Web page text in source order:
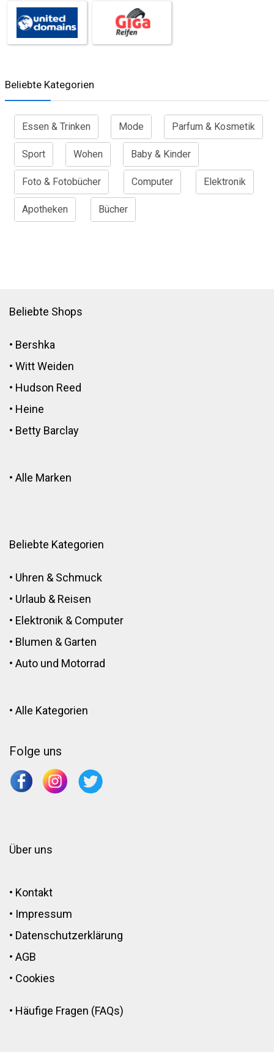
Beliebte Kategorien
Essen & Trinken Mode Parfum & Kosmetik
Sport Wohen Baby & Kinder
Foto & Fotobücher Computer Elektronik
Apotheken Bücher
Beliebte Shops
• Bershka
• Witt Weiden
• Hudson Reed
• Heine
• Betty Barclay
• Alle Marken
Beliebte Kategorien
• Uhren & Schmuck
• Urlaub & Reisen
• Elektronik & Computer
• Blumen & Garten
• Auto und Motorrad
• Alle Kategorien
Folge uns
Über uns
• Kontakt
• Impressum
• Datenschutzerklärung
• AGB
• Cookies
• Häufige Fragen (FAQs)